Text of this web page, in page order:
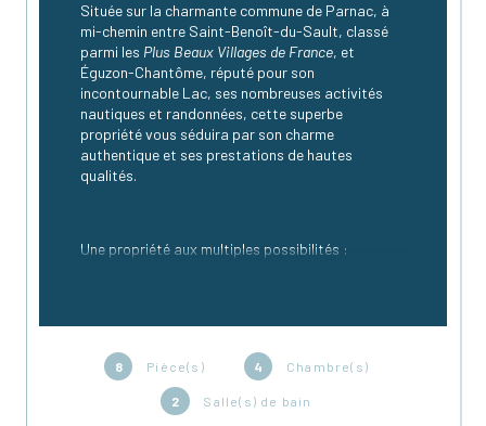
8 Pièce(s) 4 Chambre(s)
2 Salle(s) de bain
Située sur la charmante commune de Parnac, à
mi-chemin entre Saint-Benoît-du-Sault, classé
parmi les Plus Beaux Villages de France, et
Éguzon-Chantôme, réputé pour son
incontournable Lac, ses nombreuses activités
nautiques et randonnées, cette superbe
propriété vous séduira par son charme
authentique et ses prestations de hautes
qualités.
Une propriété aux multiples possibilités :
projet avec maison d’habitation + gîte ainsi qu’un
cette propriété offre de nombreux atouts :
Une maison d’habitation spacieuse avec